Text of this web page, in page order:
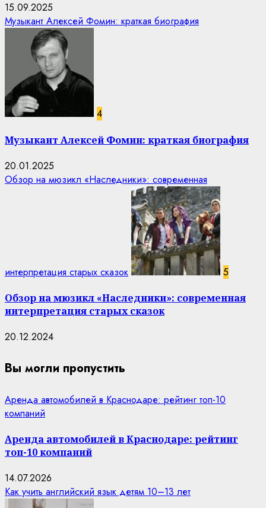
15.09.2025
Музыкант Алексей Фомин: краткая биография
4
Музыкант Алексей Фомин: краткая биография
20.01.2025
Обзор на мюзикл «Наследники»: современная
интерпретация старых сказок 5
Обзор на мюзикл «Наследники»: современная
интерпретация старых сказок
20.12.2024
Вы могли пропустить
Аренда автомобилей в Краснодаре: рейтинг топ-10
компаний
Аренда автомобилей в Краснодаре: рейтинг
топ-10 компаний
14.07.2026
Как учить английский язык детям 10–13 лет